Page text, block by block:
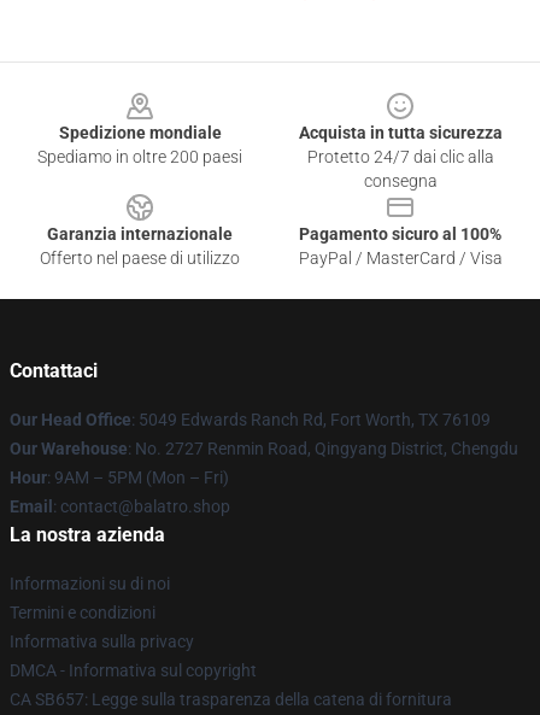
Spedizione mondiale
Spediamo in oltre 200 paesi
Acquista in tutta sicurezza
Protetto 24/7 dai clic alla
consegna
Garanzia internazionale
Offerto nel paese di utilizzo
Pagamento sicuro al 100%
PayPal / MasterCard / Visa
Contattaci
Our Head Office: 5049 Edwards Ranch Rd, Fort Worth, TX 76109
Our Warehouse: No. 2727 Renmin Road, Qingyang District, Chengdu
Hour: 9AM – 5PM (Mon – Fri)
Email : contact@balatro.shop
La nostra azienda
Informazioni su di noi
Termini e condizioni
Informativa sulla privacy
DMCA - Informativa sul copyright
CA SB657: Legge sulla trasparenza della catena di fornitura